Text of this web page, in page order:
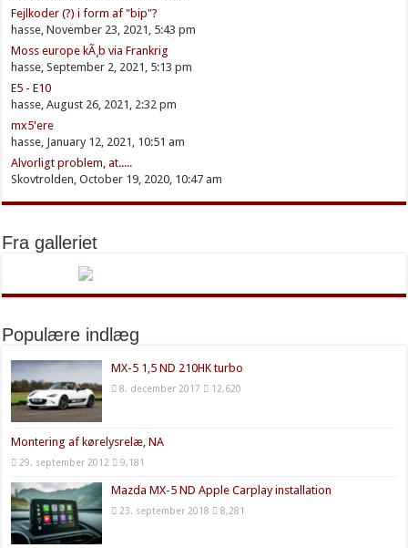
Fejlkoder (?) i form af "bip"?
hasse, November 23, 2021, 5:43 pm
Moss europe kÃ¸b via Frankrig
hasse, September 2, 2021, 5:13 pm
E5 - E10
hasse, August 26, 2021, 2:32 pm
mx5'ere
hasse, January 12, 2021, 10:51 am
Alvorligt problem, at.....
Skovtrolden, October 19, 2020, 10:47 am
Fra galleriet
Populære indlæg
MX-5 1,5 ND 210HK turbo
8. december 2017 12,620
Montering af kørelysrelæ, NA
29. september 2012 9,181
Mazda MX-5 ND Apple Carplay installation
23. september 2018 8,281